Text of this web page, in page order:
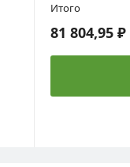
Итого
81 804,95 ₽